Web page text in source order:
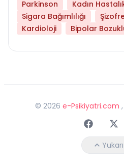
Parkinson
Kadın
Sigara Bağımlılığı
Kardioloji
Bipolar
© 2026 e-Psikiyatri.com
Faceebok